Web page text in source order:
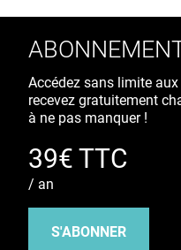
Accédez sans limite
recevez gratuitement
à ne pas manquer !
39€ TTC
/ an
S'ABONNER